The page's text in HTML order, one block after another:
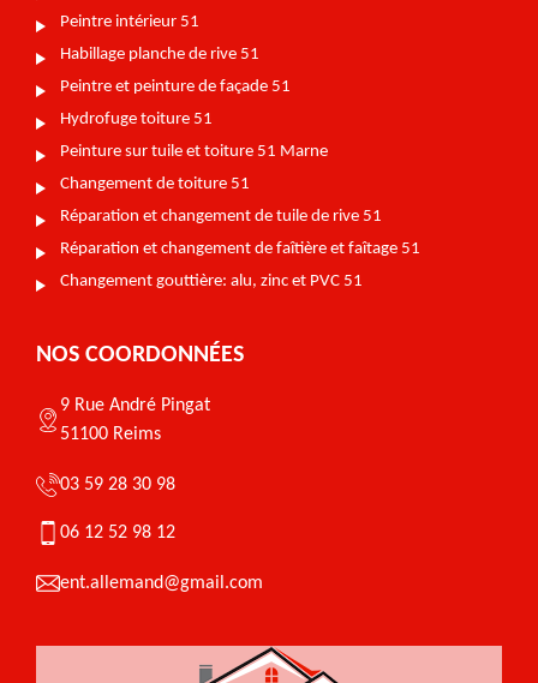
Peintre intérieur 51
Habillage planche de rive 51
Peintre et peinture de façade 51
Hydrofuge toiture 51
Peinture sur tuile et toiture 51 Marne
Changement de toiture 51
Réparation et changement de tuile de rive 51
Réparation et changement de faîtière et faîtage 51
Changement gouttière: alu, zinc et PVC 51
NOS COORDONNÉES
9 Rue André Pingat
51100 Reims
03 59 28 30 98
06 12 52 98 12
ent.allemand@gmail.com